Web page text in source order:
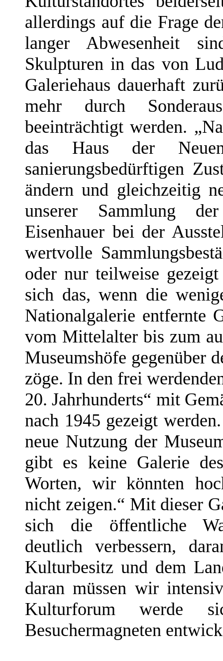
allerdings auf die Frage
langer Abwesenheit
Skulpturen in das von
Galeriehaus dauerhaft
mehr durch
beeinträchtigt werden.
das Haus der
sanierungsbedürftigen
ändern und gleichzeitig
unserer Sammlung
Eisenhauer bei der
wertvolle
oder nur teilweise
sich das, wenn die
Nationalgalerie entfernte
vom Mittelalter bis zum
Museumshöfe gegenüber
zöge. In den frei
20. Jahrhunderts“ mit
nach 1945 gezeigt
neue Nutzung der
gibt es keine Galerie
Worten, wir könnten
nicht zeigen.“ Mit dieser
sich die öffentliche
deutlich verbessern,
Kulturbesitz und dem
daran müssen wir
Kulturforum werde
Besuchermagneten